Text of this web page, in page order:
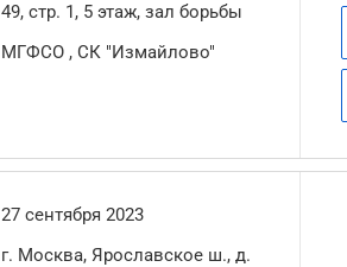
49, стр. 1, 5 этаж, зал борьбы
МГФСО , СК "Измайлово"
27 сентября 2023
г. Москва, Ярославское ш., д.